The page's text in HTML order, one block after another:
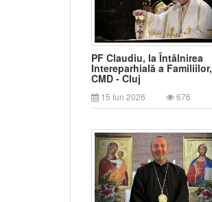
PF Claudiu, la Întâlnirea
Intereparhială a Familiilor,
CMD - Cluj
15 Iun 2026 676